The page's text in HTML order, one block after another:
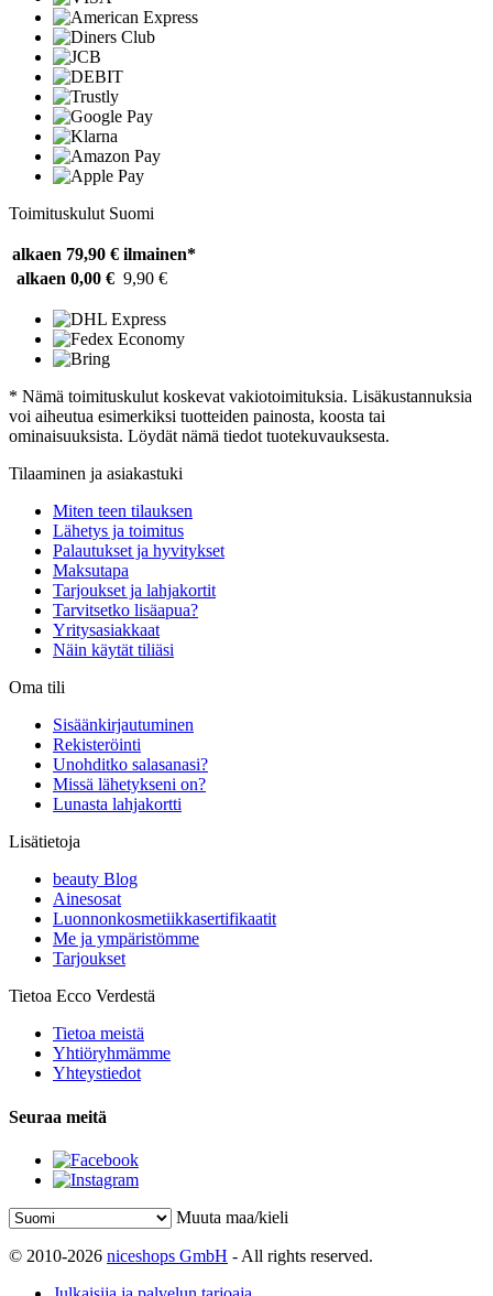
Toimituskulut Suomi
alkaen 79,90 € ilmainen*
alkaen 0,00 € 9,90 €
* Nämä toimituskulut koskevat vakiotoimituksia. Lisäkustannuksia
voi aiheutua esimerkiksi tuotteiden painosta, koosta tai
ominaisuuksista. Löydät nämä tiedot tuotekuvauksesta.
Tilaaminen ja asiakastuki
Miten teen tilauksen
Lähetys ja toimitus
Palautukset ja hyvitykset
Maksutapa
Tarjoukset ja lahjakortit
Tarvitsetko lisäapua?
Yritysasiakkaat
Näin käytät tiliäsi
Oma tili
Sisäänkirjautuminen
Rekisteröinti
Unohditko salasanasi?
Missä lähetykseni on?
Lunasta lahjakortti
Lisätietoja
beauty Blog
Ainesosat
Luonnonkosmetiikkasertifikaatit
Me ja ympäristömme
Tarjoukset
Tietoa Ecco Verdestä
Tietoa meistä
Yhtiöryhmämme
Yhteystiedot
Seuraa meitä
Muuta maa/kieli
© 2010-2026 niceshops GmbH - All rights reserved.